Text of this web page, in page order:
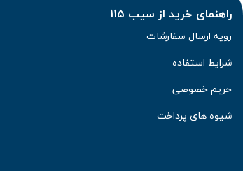
راهنمای خرید از سیب 115
رویه ارسال سفارشات
شرایط استفاده
حریم خصوصی
شیوه های پرداخت